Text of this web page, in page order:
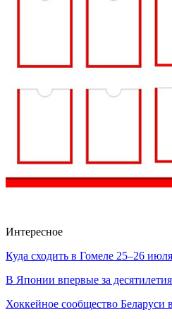
Интересное
Куда сходить в Гомеле 25–26
В Японии впервые за
Хоккейное сообщество